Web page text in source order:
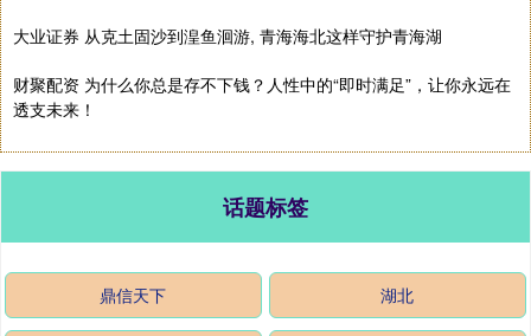
大业证券 从克土固沙到湟鱼洄游, 青海海北这样守护青海湖
财聚配资 为什么你总是存不下钱？人性中的“即时满足”，让你永远在
透支未来！
话题标签
鼎信天下 湖北